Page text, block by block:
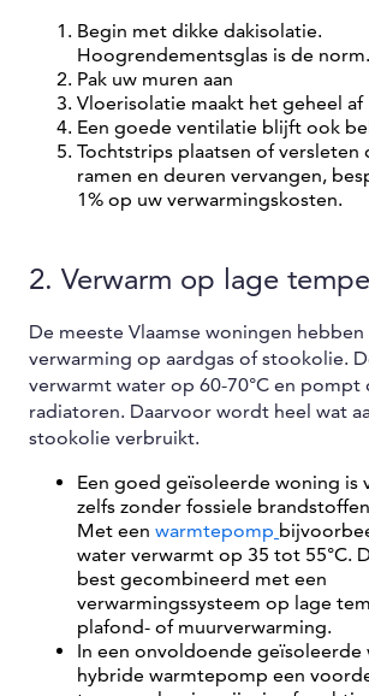
Begin met dikke dakisolatie.
Hoogrendementsglas is de norm.
Pak uw muren aan
Vloerisolatie maakt het geheel af
Een goede ventilatie blijft ook
Tochtstrips plaatsen of versleten
ramen en deuren vervangen,
1% op uw verwarmingskosten.
2. Verwarm op lage
De meeste Vlaamse woningen
verwarming op aardgas of stookolie.
verwarmt water op 60-70°C en pompt
radiatoren. Daarvoor wordt heel wat
stookolie verbruikt.
Een goed geïsoleerde woning is
zelfs zonder fossiele
Met een warmtepomp
water verwarmt op 35 tot 55°C.
best gecombineerd met een
verwarmingssysteem op lage
plafond- of muurverwarming.
In een onvoldoende geïsoleerde
hybride warmtepomp een